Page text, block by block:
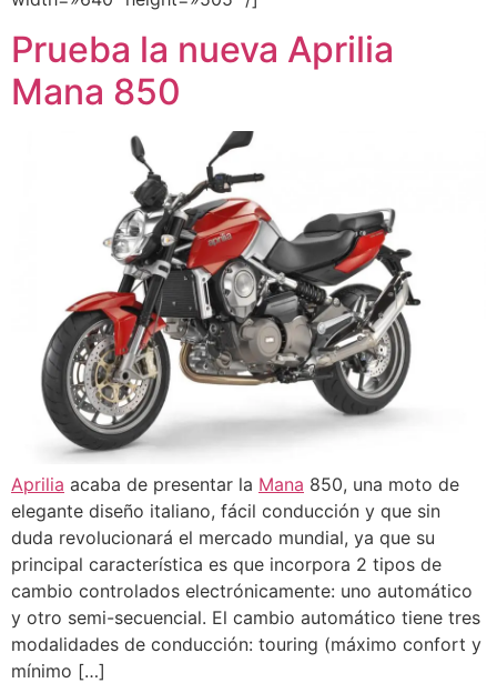
Prueba la nueva Aprilia
Mana 850
Aprilia acaba de presentar la Mana 850, una moto de
elegante diseño italiano, fácil conducción y que sin
duda revolucionará el mercado mundial, ya que su
principal característica es que incorpora 2 tipos de
cambio controlados electrónicamente: uno automático
y otro semi-secuencial. El cambio automático tiene tres
modalidades de conducción: touring (máximo confort y
mínimo […]